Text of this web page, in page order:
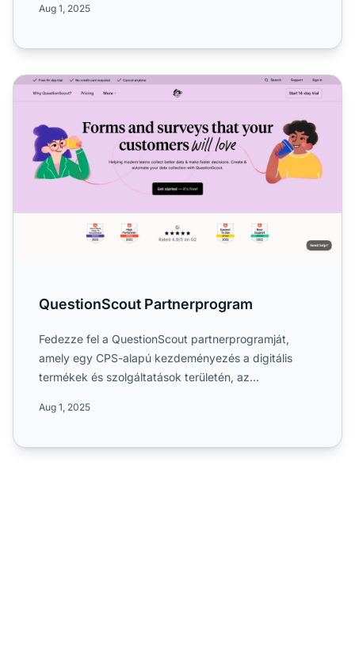
Aug 1, 2025
QuestionScout Partnerprogram
QuestionScout Partnerprogram
Fedezze fel a QuestionScout partnerprogramját,
amely egy CPS-alapú kezdeményezés a digitális
termékek és szolgáltatások területén, az
Aug 1, 2025